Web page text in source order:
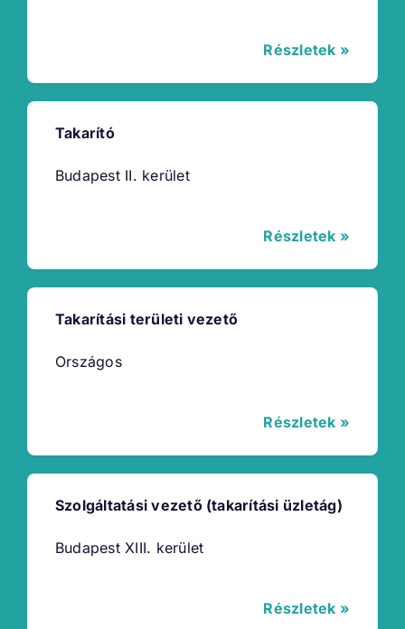
Részletek »
Takarító
Budapest II. kerület
Részletek »
Takarítási területi vezető
Országos
Részletek »
Szolgáltatási vezető (takarítási üzletág)
Budapest XIII. kerület
Részletek »